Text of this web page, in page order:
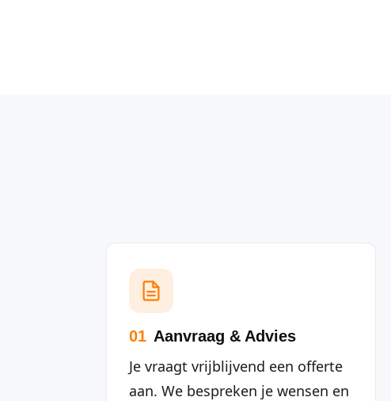
01 Aanvraag & Advies
Je vraagt vrijblijvend een offerte
aan. We bespreken je wensen en